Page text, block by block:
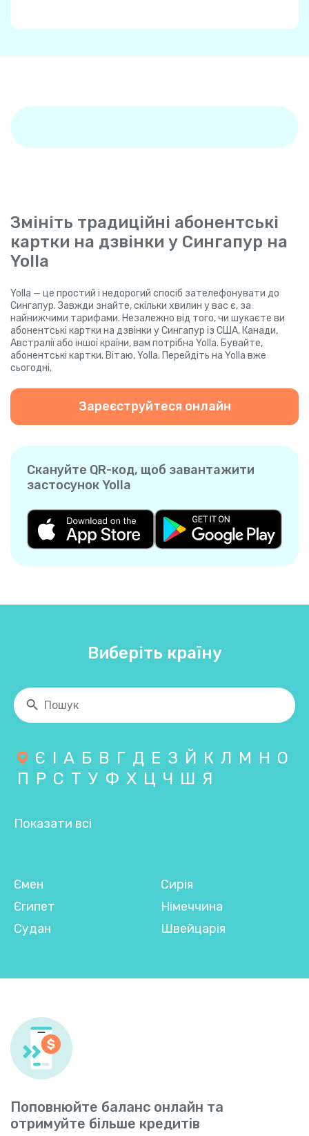
Змініть традиційні абонентські
картки на дзвінки у Сингапур на
Yolla
Yolla — це простий і недорогий спосіб зателефонувати до
Сингапур. Завжди знайте, скільки хвилин у вас є, за
найнижчими тарифами. Незалежно від того, чи шукаєте ви
абонентські картки на дзвінки у Сингапур із США, Канади,
Австралії або іншої країни, вам потрібна Yolla. Бувайте,
абонентські картки. Вітаю, Yolla. Перейдіть на Yolla вже
сьогодні.
Зареєструйтеся онлайн
Скануйте QR-код, щоб завантажити
застосунок Yolla
Виберіть країну
Є І А Б В Г Д Е З Й К Л М Н О
П Р С Т У Ф Х Ц Ч Ш Я
Показати всі
Ємен
Єгипет
Судан
Сирія
Німеччина
Швейцарія
Поповнюйте баланс онлайн та
отримуйте більше кредитів